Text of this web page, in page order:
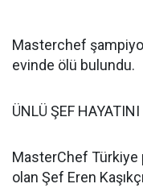
Masterchef
evinde ölü bulundu.
ÜNLÜ ŞEF
MasterChef Türkiye
olan Şef Eren